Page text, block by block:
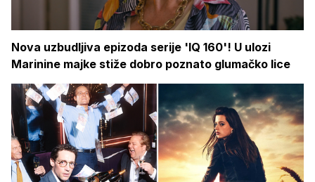
Nova uzbudljiva epizoda serije 'IQ 160'! U ulozi
Marinine majke stiže dobro poznato glumačko lice